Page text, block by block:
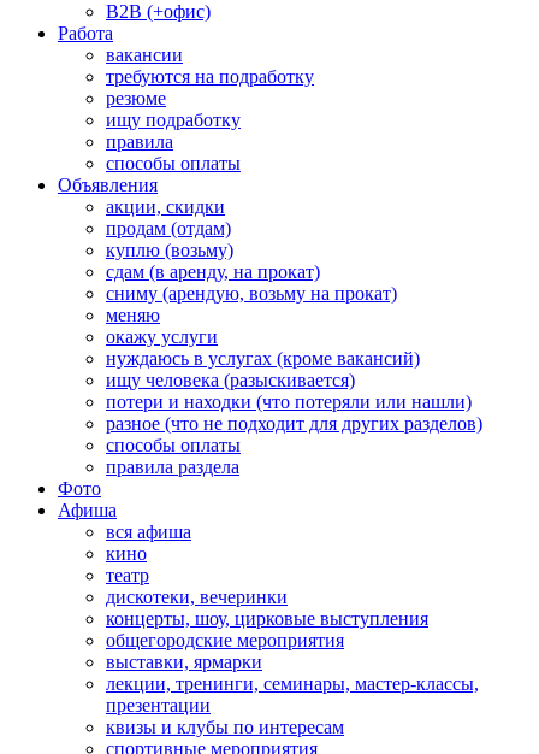
B2B (+офис)
Работа
вакансии
требуются на подработку
резюме
ищу подработку
правила
способы оплаты
Объявления
акции, скидки
продам (отдам)
куплю (возьму)
сдам (в аренду, на прокат)
сниму (арендую, возьму на прокат)
меняю
окажу услуги
нуждаюсь в услугах (кроме вакансий)
ищу человека (разыскивается)
потери и находки (что потеряли или нашли)
разное (что не подходит для других разделов)
способы оплаты
правила раздела
Фото
Афиша
вся афиша
кино
театр
дискотеки, вечеринки
концерты, шоу, цирковые выступления
общегородские мероприятия
выставки, ярмарки
лекции, тренинги, семинары, мастер-классы,
презентации
квизы и клубы по интересам
спортивные мероприятия